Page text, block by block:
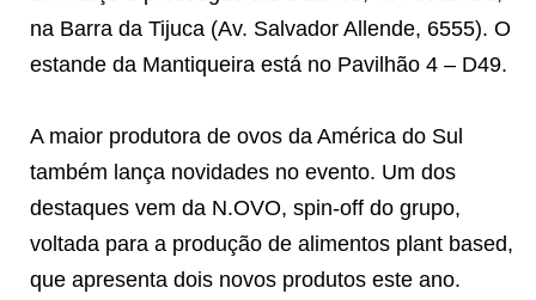
na Barra da Tijuca (Av. Salvador Allende, 6555). O
estande da Mantiqueira está no Pavilhão 4 – D49.
A maior produtora de ovos da América do Sul
também lança novidades no evento. Um dos
destaques vem da N.OVO, spin-off do grupo,
voltada para a produção de alimentos plant based,
que apresenta dois novos produtos este ano.